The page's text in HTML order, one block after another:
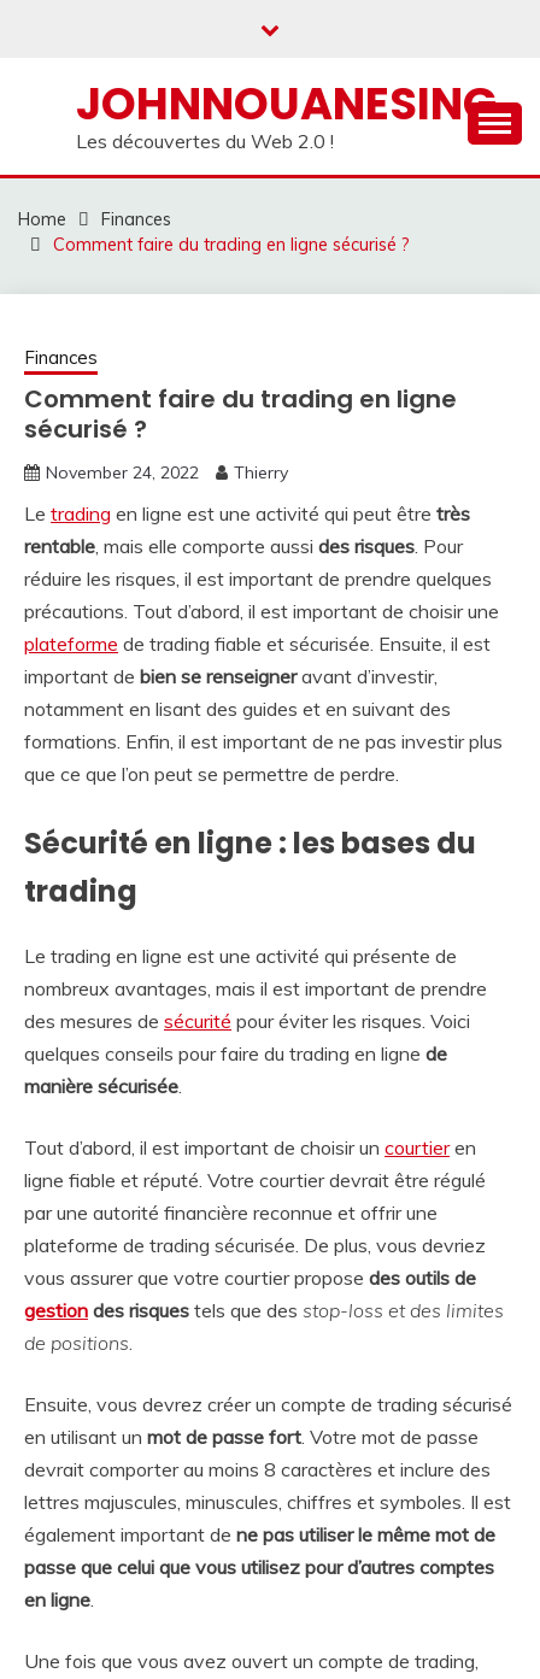
JOHNNOUANESING
Les découvertes du Web 2.0 !
Home
Finances
Comment faire du trading en ligne sécurisé ?
Finances
Comment faire du trading en ligne
sécurisé ?
November 24, 2022 Thierry
Le trading en ligne est une activité qui peut être très
rentable, mais elle comporte aussi des risques. Pour
réduire les risques, il est important de prendre quelques
précautions. Tout d’abord, il est important de choisir une
plateforme de trading fiable et sécurisée. Ensuite, il est
important de bien se renseigneravant d’investir,
notamment en lisant des guides et en suivant des
formations. Enfin, il est important de ne pas investir plus
que ce que l’on peut se permettre de perdre.
Sécurité en ligne : les bases du
trading
Le trading en ligne est une activité qui présente de
nombreux avantages, mais il est important de prendre
des mesures de sécurité pour éviter les risques. Voici
quelques conseils pour faire du trading en ligne de
manière sécurisée
Tout d’abord, il est important de choisir un courtieren
ligne fiable et réputé. Votre courtier devrait être régulé
par une autorité financière reconnue et offrir une
plateforme de trading sécurisée. De plus, vous devriez
vous assurer que votre courtier propose des outils de
gestion des risques tels que des stop-loss et des limites
de positions
Ensuite, vous devrez créer un compte de trading sécurisé
en utilisant un mot de passe fort . Votre mot de passe
devrait comporter au moins 8 caractères et inclure des
lettres majuscules, minuscules, chiffres et symboles. Il est
également important de ne pas utiliser le même mot de
passe que celui que vous utilisez pour d’autres comptes
en ligne
Une fois que vous avez ouvert un compte de trading,